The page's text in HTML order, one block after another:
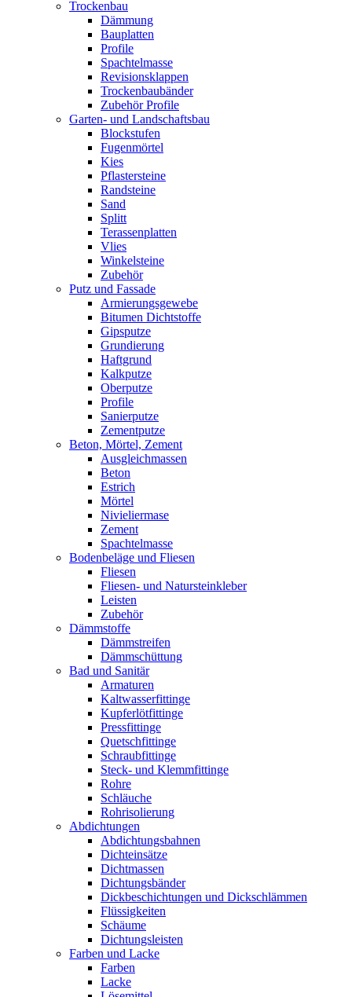
Trockenbau
Dämmung
Bauplatten
Profile
Spachtelmasse
Revisionsklappen
Trockenbaubänder
Zubehör Profile
Garten- und Landschaftsbau
Blockstufen
Fugenmörtel
Kies
Pflastersteine
Randsteine
Sand
Splitt
Terassenplatten
Vlies
Winkelsteine
Zubehör
Putz und Fassade
Armierungsgewebe
Bitumen Dichtstoffe
Gipsputze
Grundierung
Haftgrund
Kalkputze
Oberputze
Profile
Sanierputze
Zementputze
Beton, Mörtel, Zement
Ausgleichmassen
Beton
Estrich
Mörtel
Nivieliermase
Zement
Spachtelmasse
Bodenbeläge und Fliesen
Fliesen
Fliesen- und Natursteinkleber
Leisten
Zubehör
Dämmstoffe
Dämmstreifen
Dämmschüttung
Bad und Sanitär
Armaturen
Kaltwasserfittinge
Kupferlötfittinge
Pressfittinge
Quetschfittinge
Schraubfittinge
Steck- und Klemmfittinge
Rohre
Schläuche
Rohrisolierung
Abdichtungen
Abdichtungsbahnen
Dichteinsätze
Dichtmassen
Dichtungsbänder
Dickbeschichtungen und Dickschlämmen
Flüssigkeiten
Schäume
Dichtungsleisten
Farben und Lacke
Farben
Lacke